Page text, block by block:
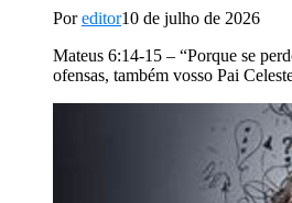
Poreditor10 de julho de 2026
Mateus 6:14-15 – “Porque se
ofensas, também vosso Pai